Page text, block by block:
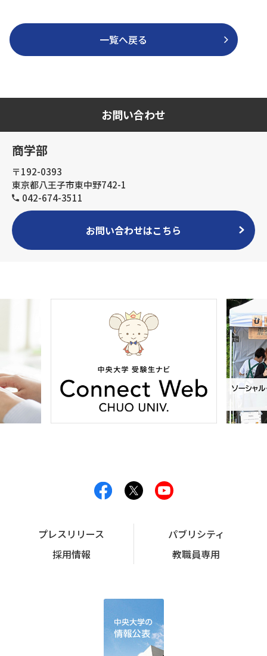
一覧へ戻る
お問い合わせ
商学部
〒192-0393
東京都八王子市東中野742-1
042-674-3511
お問い合わせはこちら
プレスリリース
パブリシティ
採用情報
教職員専用